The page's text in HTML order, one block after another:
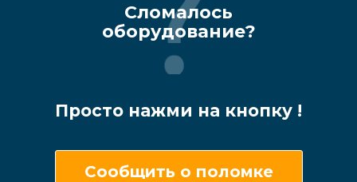
Сломалось
оборудование?
Просто нажми на кнопку !
Сообщить о поломке